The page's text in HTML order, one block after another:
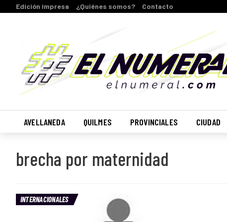
Edición impresa ¿Quiénes somos? Contacto
AVELLANEDA QUILMES PROVINCIALES CIUDAD
brecha por maternidad
INTERNACIONALES